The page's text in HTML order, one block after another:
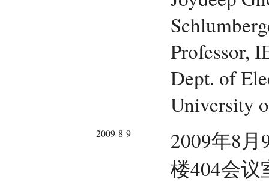
Professor,
Dept. of
University
2009-8-9
2009年8
楼404会议